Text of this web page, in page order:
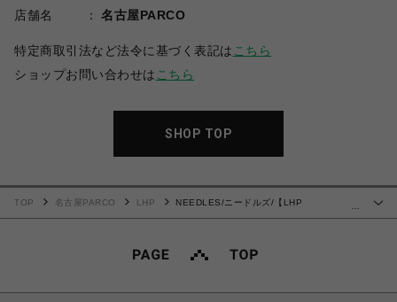
店舗名
名古屋PARCO
特定商取引法など法令に基づく表記は こちら
ショップお問い合わせは こちら
SHOP TOP
…
TOP 名古屋PARCO LHP
NEEDLES/ニードルズ/【LHP